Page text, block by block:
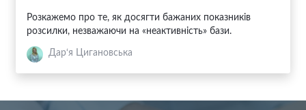
Розкажемо про те, як досягти бажаних показників
розсилки, незважаючи на «неактивність» бази.
Дар‘я Цигановська